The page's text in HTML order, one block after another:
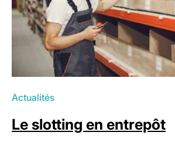
Actualités
Le slotting en entrepôt